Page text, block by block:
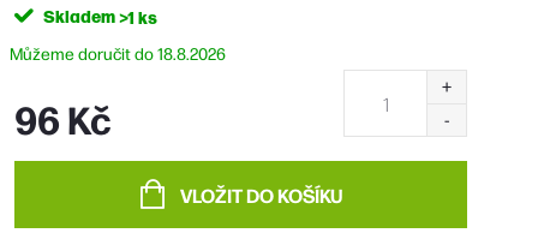
Skladem>1 ks
18.8.2026
96 Kč
VLOŽIT DO KOŠÍKU